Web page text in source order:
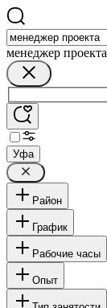
менеджер проекта
Уфа
Район
График
Рабочие часы
Опыт